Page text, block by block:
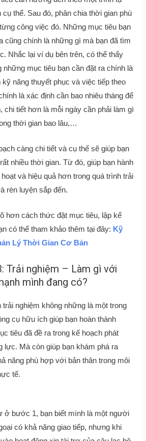
cụ thể. Sau đó, phân chia thời gian phù
công việc đó. Những mục tiêu bạn
cũng chính là những gì mà bạn đã tìm
Nhắc lại ví dụ bên trên, có thể thấy
những mục tiêu bạn cần đặt ra chính là
kỹ năng thuyết phục và việc tiếp theo
là xác định cần bao nhiêu tháng để
chi tiết hơn là mỗi ngày cần phải làm gì
thời gian bao lâu,…
càng chi tiết và cụ thể sẽ giúp bạn
nhiều thời gian. Từ đó, giúp bạn hành
hoạt và hiệu quả hơn trong quá trình trải
rèn luyện sắp đến.
hơn cách thức đặt mục tiêu, lập kế
có thể tham khảo thêm tại đây: Kỹ
Lý Thời Gian Cơ Bản
Trải nghiệm – Làm gì với
mình đang có?
trải nghiệm không những là một trong
cụ hữu ích giúp bạn hoàn thành
tiêu đã đề ra trong kế hoạch phát
lực. Mà còn giúp bạn khám phá ra
năng phù hợp với bản thân trong môi
tế.
ở bước 1, bạn biết mình là một người
có khả năng giao tiếp, nhưng khi